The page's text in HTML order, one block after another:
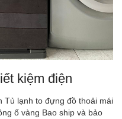
kiệm điện
Tủ lạnh to đựng đồ thoải mái
ố vàng Bao ship và bảo